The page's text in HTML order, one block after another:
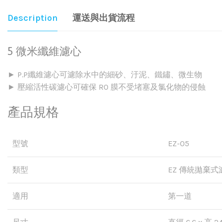
Description 運送與出貨流程
5 微米纖維濾心
► P.P纖維濾心可濾除水中的細砂、汙泥、鐵鏽、微生物
► 壓縮活性碳濾心可確保 RO 膜不受堵塞及氯化物的侵蝕
產品規格
型號 EZ-05
類型 EZ 傳統拋棄式
適用 第一道